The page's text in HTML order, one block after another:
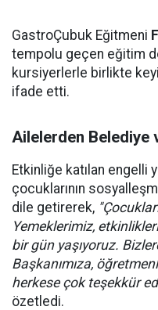
GastroÇubuk Eğitmeni
tempolu geçen eğitim
kursiyerlerle birlikte
ifade etti.
Ailelerden Belediye
Etkinliğe katılan engelli
çocuklarının
dile getirerek,
Yemeklerimiz,
bir gün yaşıyoruz.
Başkanımıza,
herkese çok teşekkür
özetledi.